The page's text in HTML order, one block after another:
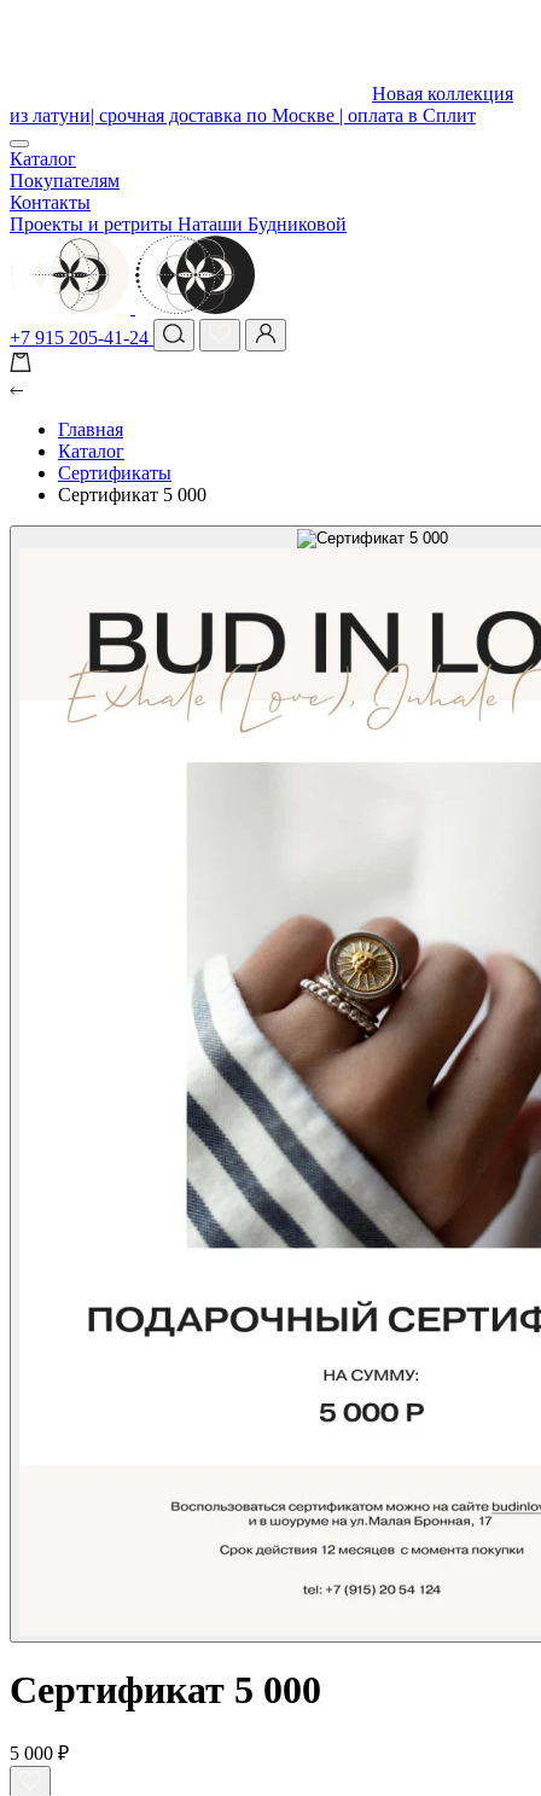
Новая коллекция
из латуни| срочная доставка по Москве | оплата в Сплит
Каталог
Покупателям
Контакты
Проекты и ретриты Наташи Будниковой
+7 915 205-41-24
Главная
Каталог
Сертификаты
Сертификат 5 000
Сертификат 5 000
5 000 ₽